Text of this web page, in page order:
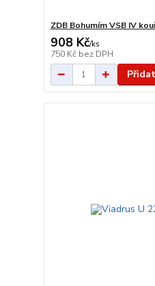
ZDB Bohumím VSB IV
908 Kč/ks
750 Kč bez DPH